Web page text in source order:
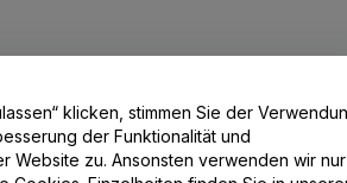
/ Kontakt
klicken, stimmen Sie der
der Funktionalität und
verwenden wir nur